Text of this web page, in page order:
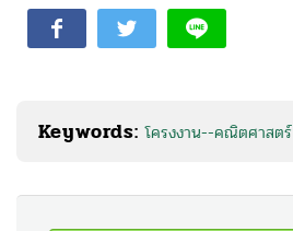
Keywords:โครงงาน--คณิตศาสตร์